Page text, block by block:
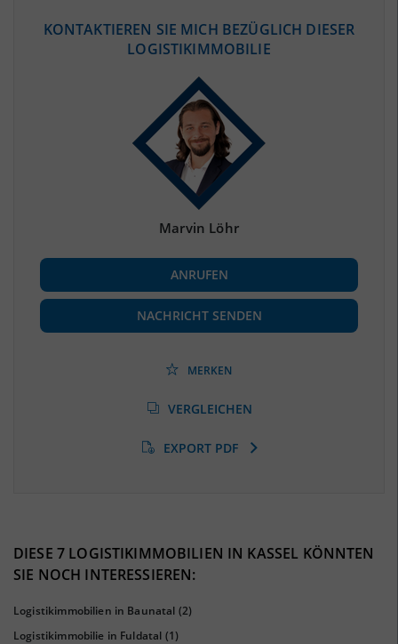
(STAND: 12/2019)
(Landkreis / Kreisfreie Stadt)
BESCHÄFTIGUNG
Beschäftigte
(Landkreis / Kreisfreie Stadt)
92.050
(Landkreis / Kreisfreie Stadt)
(Stand: 01/2020)
KONTAKTIEREN SIE MICH BEZÜGLICH DIESER
LOGISTIKIMMOBILIE
Marvin Löhr
ANRUFEN
NACHRICHT SENDEN
MERKEN
VERGLEICHEN
EXPORT PDF
DIESE 7 LOGISTIKIMMOBILIEN IN KASSEL KÖNNTEN
SIE NOCH INTERESSIEREN:
Logistikimmobilien in Baunatal (2)
Logistikimmobilie in Fuldatal (1)